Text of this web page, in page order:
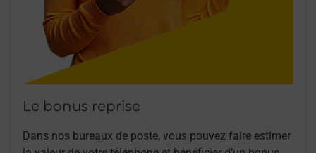
Le bonus reprise
Dans nos bureaux de poste, vous pouvez faire estimer